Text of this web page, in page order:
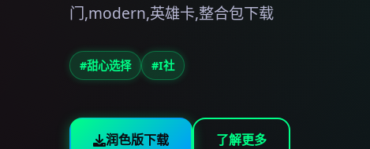
门,modern,英雄卡,整合包下载
#甜心选择 #I社
润色版下载 了解更多